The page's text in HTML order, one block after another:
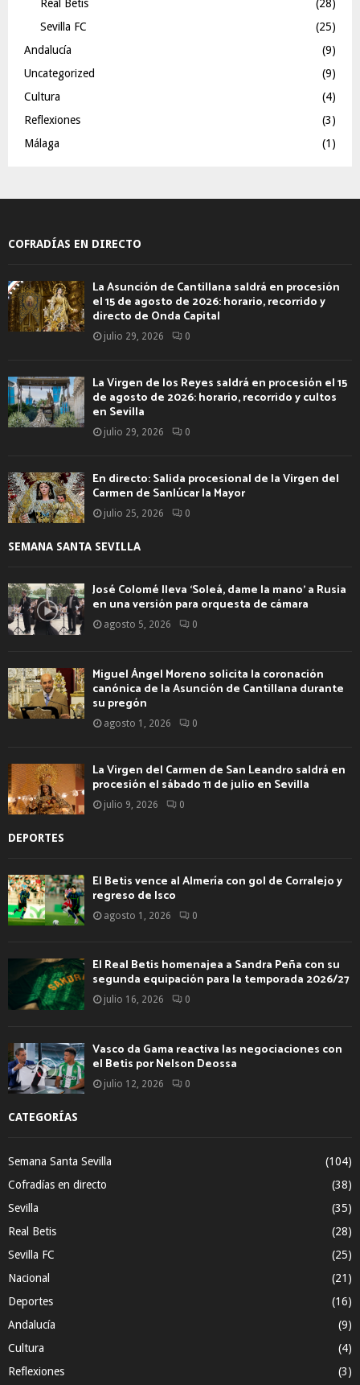
Real Betis
(28)
Sevilla FC
(25)
Andalucía
(9)
Uncategorized
(9)
Cultura
(4)
Reflexiones
(3)
Málaga
(1)
COFRADÍAS EN DIRECTO
La Asunción de Cantillana saldrá en procesión
el 15 de agosto de 2026: horario, recorrido y
directo de Onda Capital
julio 29, 2026 0
La Virgen de los Reyes saldrá en procesión el 15
de agosto de 2026: horario, recorrido y cultos
en Sevilla
julio 29, 2026 0
En directo: Salida procesional de la Virgen del
Carmen de Sanlúcar la Mayor
julio 25, 2026 0
SEMANA SANTA SEVILLA
José Colomé lleva ‘Soleá, dame la mano’ a Rusia
en una versión para orquesta de cámara
agosto 5, 2026 0
Miguel Ángel Moreno solicita la coronación
canónica de la Asunción de Cantillana durante
su pregón
agosto 1, 2026 0
La Virgen del Carmen de San Leandro saldrá en
procesión el sábado 11 de julio en Sevilla
julio 9, 2026 0
DEPORTES
El Betis vence al Almería con gol de Corralejo y
regreso de Isco
agosto 1, 2026 0
El Real Betis homenajea a Sandra Peña con su
segunda equipación para la temporada 2026/27
julio 16, 2026 0
Vasco da Gama reactiva las negociaciones con
el Betis por Nelson Deossa
julio 12, 2026 0
CATEGORÍAS
Semana Santa Sevilla
(104)
Cofradías en directo
(38)
Sevilla
(35)
Real Betis
(28)
Sevilla FC
(25)
Nacional
(21)
Deportes
(16)
Andalucía
(9)
Cultura
(4)
Reflexiones
(3)